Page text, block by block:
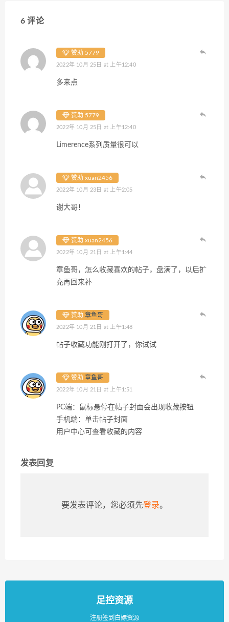
6 评论
赞助 5779
2022年 10月 25日 at 上午12:40
多来点
赞助 5779
2022年 10月 25日 at 上午12:40
Limerence系列质量很可以
赞助 xuan2456
2022年 10月 23日 at 上午2:05
谢大哥！
赞助 xuan2456
2022年 10月 21日 at 上午1:44
章鱼哥，怎么收藏喜欢的帖子，盘满了，以后扩
充再回来补
赞助 章鱼哥
2022年 10月 21日 at 上午1:48
帖子收藏功能刚打开了，你试试
赞助 章鱼哥
2022年 10月 21日 at 上午1:51
PC端：鼠标悬停在帖子封面会出现收藏按钮
手机端：单击帖子封面
用户中心可查看收藏的内容
发表回复
要发表评论，您必须先登录。
足控资源
注册签到白嫖资源